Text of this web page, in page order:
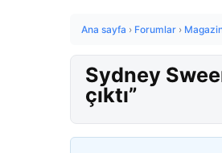
Ana sayfa › Forumlar ›
Sydney
çıktı”